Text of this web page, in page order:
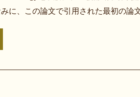
に、この論文で引用された最初の論